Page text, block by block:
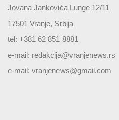
Jovana Jankovića Lunge 12/11
17501 Vranje, Srbija
tel: +381 62 851 8881
e-mail: redakcija@vranjenews.rs
e-mail: vranjenews@gmail.com